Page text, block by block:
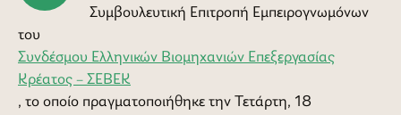
Συμβουλευτική Επιτροπή Εμπειρογνωμόνων
του
Συνδέσμου Ελληνικών Βιομηχανιών Επεξεργασίας
Κρέατος – ΣΕΒΕΚ
, το οποίο πραγματοποιήθηκε την Τετάρτη, 18